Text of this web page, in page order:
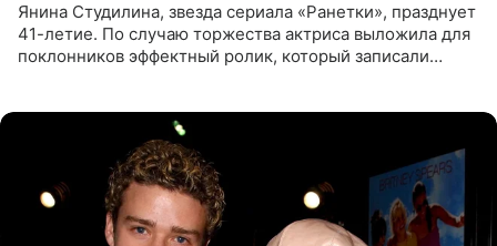
Янина Студилина, звезда сериала «Ранетки», празднует
41-летие. По случаю торжества актриса выложила для
поклонников эффектный ролик, который записали